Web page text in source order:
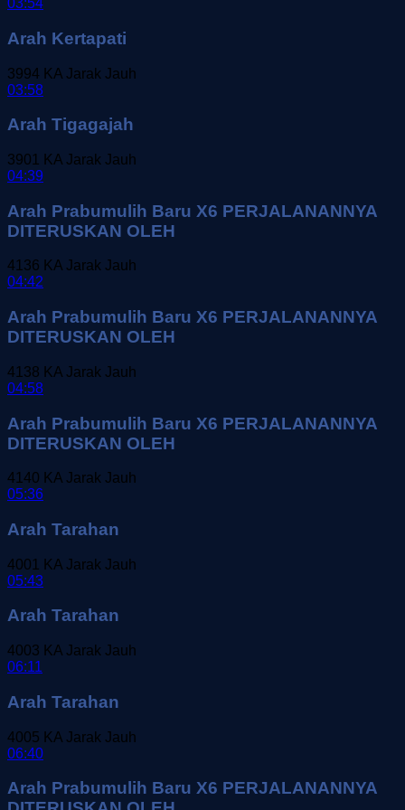
03:54
Arah Kertapati
3994 KA Jarak Jauh
03:58
Arah Tigagajah
3901
KA Jarak Jauh
04:39
Arah Prabumulih Baru X6 PERJALANANNYA
DITERUSKAN OLEH
4136 KA Jarak Jauh
04:42
Arah Prabumulih Baru X6 PERJALANANNYA
DITERUSKAN OLEH
4138 KA Jarak Jauh
04:58
Arah Prabumulih Baru X6 PERJALANANNYA
DITERUSKAN OLEH
4140 KA Jarak Jauh
05:36
Arah Tarahan
4001
KA Jarak Jauh
05:43
Arah Tarahan
4003 KA Jarak Jauh
06:11
Arah Tarahan
4005 KA Jarak Jauh
06:40
Arah Prabumulih Baru X6 PERJALANANNYA